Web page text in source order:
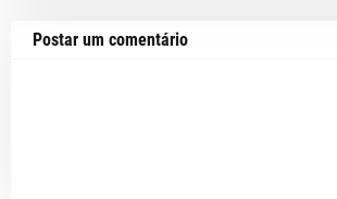
Postar um comentário